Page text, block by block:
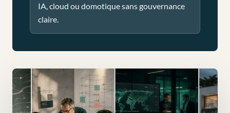
IA, cloud ou domotique sans gouvernance
claire.